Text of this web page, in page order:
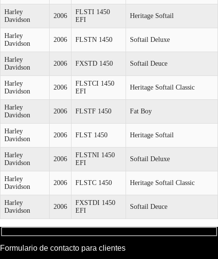
Harley
Davidson
2006
FLSTI 1450
EFI
Heritage Softail
Harley
Davidson
2006 FLSTN 1450 Softail Deluxe
Harley
Davidson
2006 FXSTD 1450 Softail Deuce
Harley
Davidson
2006
FLSTCI 1450
EFI
Heritage Softail Classic
Harley
Davidson
2006 FLSTF 1450 Fat Boy
Harley
Davidson
2006 FLST 1450 Heritage Softail
Harley
Davidson
2006
FLSTNI 1450
EFI
Softail Deluxe
Harley
Davidson
2006 FLSTC 1450 Heritage Softail Classic
Harley
Davidson
2006
FXSTDI 1450
EFI
Softail Deuce
Formulario de contacto para clientes